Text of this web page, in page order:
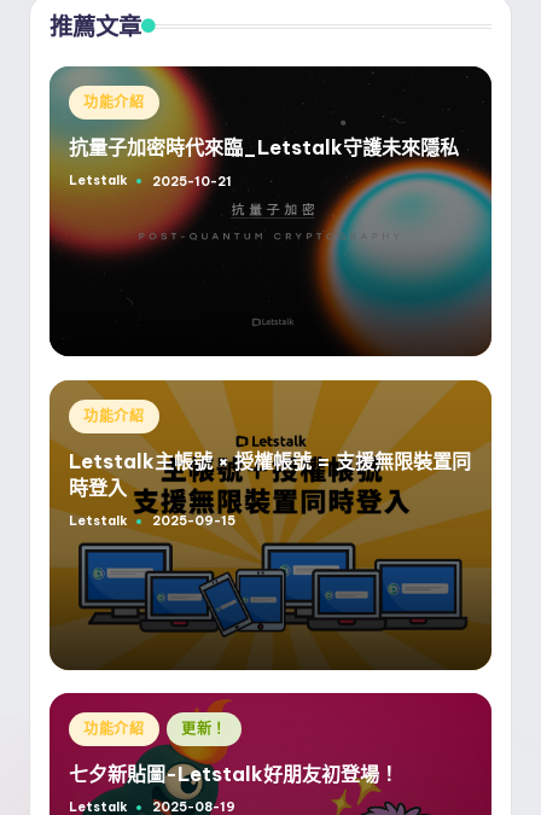
推薦文章
Posted
in
功能介紹
抗量子加密時代來臨_Letstalk守護未來隱私
Posted
Letstalk 2025-10-21
Posted
in
功能介紹
Letstalk主帳號 × 授權帳號 = 支援無限裝置同
時登入
Posted
by
Letstalk 2025-09-15
Posted
in
功能介紹 更新！
七夕新貼圖-Letstalk好朋友初登場！
Letstalk 2025-08-19